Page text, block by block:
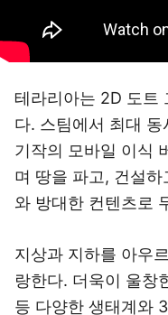
테라리아는 2D 도트
다. 스팀에서 최대
기작의 모바일 이식
며 땅을 파고, 건설
와 방대한 컨텐츠로
지상과 지하를 아우
랑한다. 더욱이 울창
등 다양한 생태계와